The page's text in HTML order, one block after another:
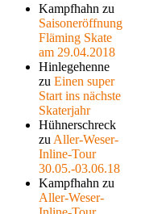
Kampfhahn zu
Saisoneröffnung
Fläming Skate
am 29.04.2018
Hinlegehenne
zu Einen super
Start ins nächste
Skaterjahr
Hühnerschreck
zu Aller-Weser-
Inline-Tour
30.05.-03.06.18
Kampfhahn zu
Aller-Weser-